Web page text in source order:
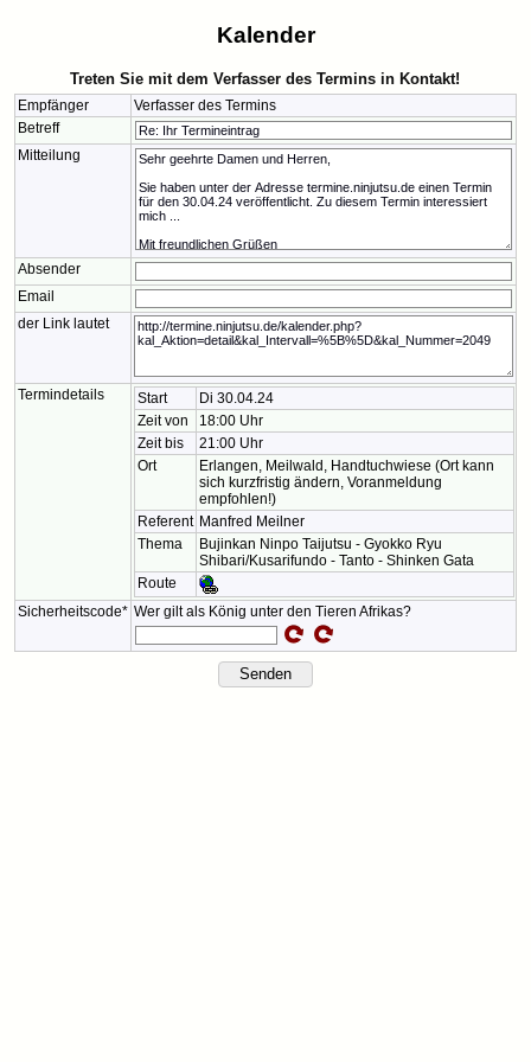
Kalender
Treten Sie mit dem Verfasser des Termins in Kontakt!
Empfänger
Verfasser des Termins
Betreff
Mitteilung
Absender
Email
der Link lautet
Termindetails Start
Di 30.04.24
Zeit von
18:00 Uhr
Zeit bis
21:00 Uhr
Ort
Erlangen, Meilwald, Handtuchwiese (Ort kann
sich kurzfristig ändern, Voranmeldung
empfohlen!)
Referent Manfred Meilner
Thema
Bujinkan Ninpo Taijutsu - Gyokko Ryu
Shibari/Kusarifundo - Tanto - Shinken Gata
Route
Sicherheitscode* Wer gilt als König unter den Tieren Afrikas?